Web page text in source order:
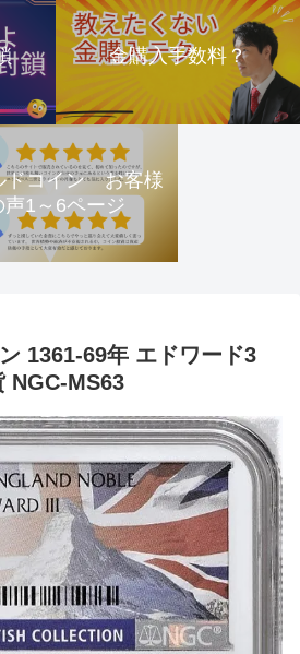
金購入手数料？
ドコイン お客様
声1～6ページ
1361-69年 エドワード3
NGC-MS63